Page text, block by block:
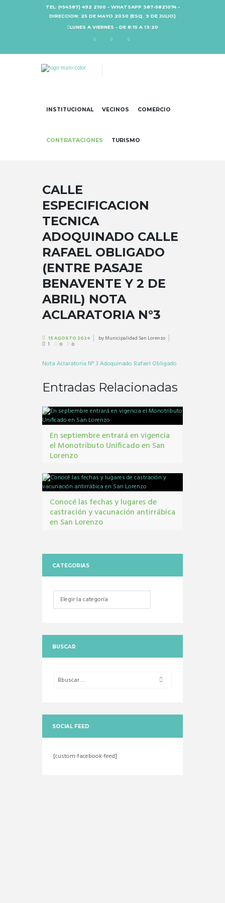
TEL: (+54387) 492 2100 - WHATSAPP 387-5821074 -
DIRECCION: 25 DE MAYO 2030 (ESQ. 9 DE JULIO)
LUNES A VIERNES - DE 8:15 A 13:20
INSTITUCIONAL VECINOS COMERCIO
CONTRATACIONES TURISMO
CALLE
ESPECIFICACION
TECNICA
ADOQUINADO CALLE
RAFAEL OBLIGADO
(ENTRE PASAJE
BENAVENTE Y 2 DE
ABRIL) NOTA
ACLARATORIA N°3
15 AGOSTO 2024 byMunicipalidad San Lorenzo
1 0 0
Nota Aclaratoria N° 3 Adoquinado Rafael Obligado
Entradas Relacionadas
En septiembre entrará en vigencia
el Monotributo Unificado en San
Lorenzo
Unificado
Conocé las fechas y lugares de
castración y vacunación antirrábica
en San Lorenzo
CATEGORIAS
Categorias
BUSCAR
SOCIAL FEED
[custom-facebook-feed]